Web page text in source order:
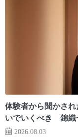
体験者から聞かさ
いでいくべき 錦織
2026.08.03